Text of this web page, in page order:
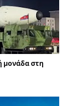
μονάδα στη